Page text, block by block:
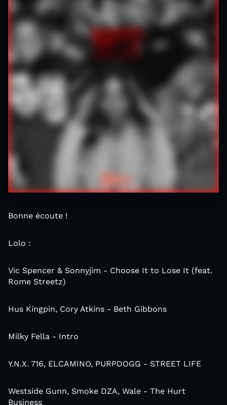
Bonne écoute !
Lolo :
Vic Spencer & Sonnyjim - Choose It to Lose It (feat.
Rome Streetz)
Hus Kingpin, Cory Atkins - Beth Gibbons
Milky Fella - Intro
Y.N.X. 716, ELCAMINO, PURPDOGG - STREET LIFE
Westside Gunn, Smoke DZA, Wale - The Hurt
Business